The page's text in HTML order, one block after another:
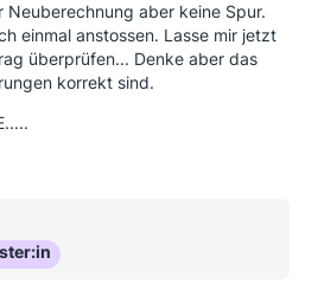
Neuberechnung aber keine Spur.
einmal anstossen. Lasse mir jetzt
überprüfen... Denke aber das
korrekt sind.